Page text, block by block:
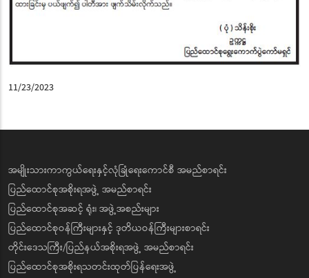
11/23/2023
အမျိုးသားကာကွယ်ရေးနှင့်လုံခြုံရေးကောင်စီ အမည်စာရင်း
ပြည်ထောင်စုအစိုးရအဖွဲ့ အမည်စာရင်း
ပြည်ထောင်စုအဆင့် ရုံး၊ အဖွဲ့အစည်းများ
ပြည်ထောင်စုဝန်ကြီးများနှင့် ဒုတိယဝန်ကြီးများစာရင်း
တိုင်းဒေသကြီး/ပြည်နယ်အစိုးရအဖွဲ့ အမည်စာရင်း
ပြည်ထောင်စုအစိုးရသတင်းထုတ်ပြန်ရေးအဖွဲ့